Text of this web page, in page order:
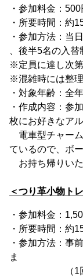
・参加料金：
・所要時間：約
・参加方法：当
、後半5名の入替
※定員に達し次
※混雑時には整
・対象年齢：全
・作成内容：参
枚にお好きなア
電車型チャー
ているので、ボ
お持ち帰りいた
＜つり革小物ト
・参加料金：
・所要時間：約
・参加方法：事
ま
（1回につき